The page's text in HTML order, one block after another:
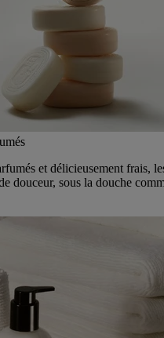
et délicieusement frais,
douceur, sous la douche